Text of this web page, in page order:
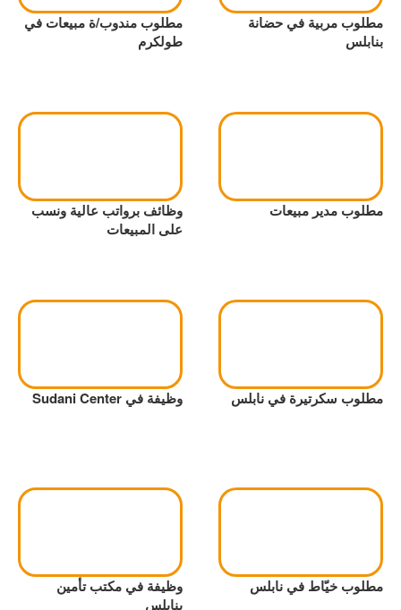
مطلوب مربية في حضانة
بنابلس
مطلوب مندوب/ة مبيعات في
طولكرم
مطلوب مدير مبيعات
وظائف برواتب عالية ونسب
على المبيعات
مطلوب سكرتيرة في نابلس وظيفة في Sudani Center
مطلوب خيّاط في نابلس
وظيفة في مكتب تأمين
بنابلس